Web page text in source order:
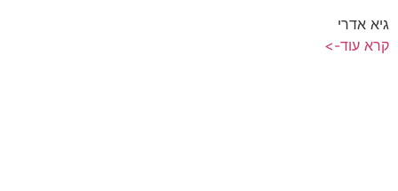
גיא אדרי
קרא עוד->